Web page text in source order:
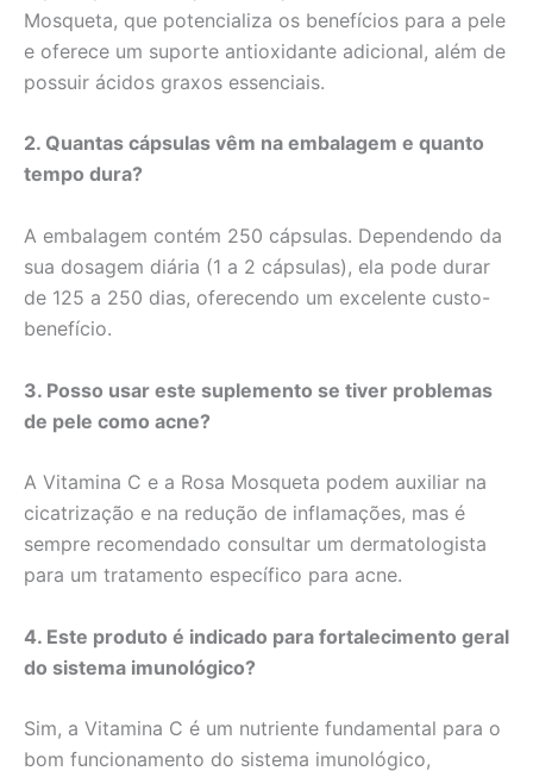
Mosqueta, que potencializa os benefícios para a pele
e oferece um suporte antioxidante adicional, além de
possuir ácidos graxos essenciais.
2. Quantas cápsulas vêm na embalagem e quanto
tempo dura?
A embalagem contém 250 cápsulas. Dependendo da
sua dosagem diária (1 a 2 cápsulas), ela pode durar
de 125 a 250 dias, oferecendo um excelente custo-
benefício.
3. Posso usar este suplemento se tiver problemas
de pele como acne?
A Vitamina C e a Rosa Mosqueta podem auxiliar na
cicatrização e na redução de inflamações, mas é
sempre recomendado consultar um dermatologista
para um tratamento específico para acne.
4. Este produto é indicado para fortalecimento geral
do sistema imunológico?
Sim, a Vitamina C é um nutriente fundamental para o
bom funcionamento do sistema imunológico,